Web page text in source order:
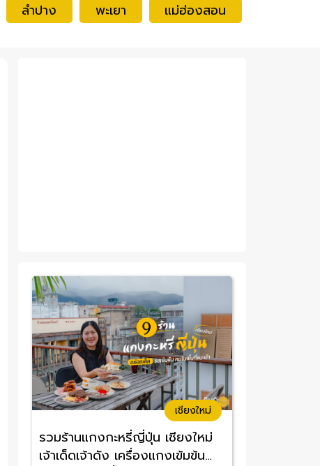
ลำปาง พะเยา แม่ฮ่องสอน
เชียงใหม่
รวมร้านแกงกะหรี่ญี่ปุ่น เชียงใหม่
เจ้าเด็ดเจ้าดัง เครื่องแกงเข้มข้น